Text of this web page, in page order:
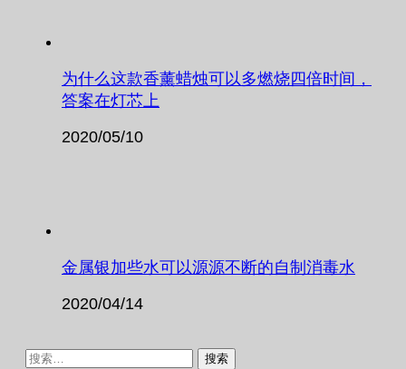
为什么这款香薰蜡烛可以多燃烧四倍时间，
答案在灯芯上
2020/05/10
金属银加些水可以源源不断的自制消毒水
2020/04/14
搜